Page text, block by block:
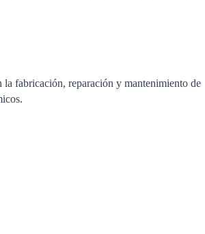
la fabricación, reparación y mantenimiento de